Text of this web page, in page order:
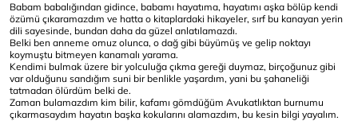
Babam babalığından gidince, babamı hayatıma, hayatımı aşka bölüp kendi
özümü çıkaramazdım ve hatta o kitaplardaki hikayeler, sırf bu kanayan yerin
dili sayesinde, bundan daha da güzel anlatılamazdı.
Belki ben anneme omuz olunca, o dağ gibi büyümüş ve gelip noktayı
koymuştu bitmeyen kanamalı yarama.
Kendimi bulmak üzere bir yolculuğa çıkma gereği duymaz, birçoğunuz gibi
var olduğunu sandığım suni bir benlikle yaşardım, yani bu şahaneliği
tatmadan ölürdüm belki de.
Zaman bulamazdım kim bilir, kafamı gömdüğüm Avukatlıktan burnumu
çıkarmasaydım hayatın başka kokularını alamazdım, bu kesin bilgi yayalım.